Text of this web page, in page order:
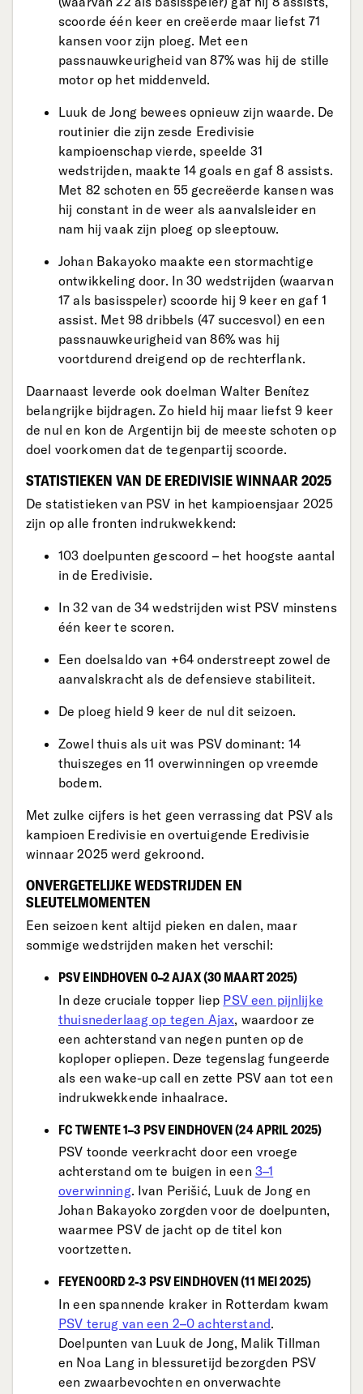
scoorde één keer en creëerde maar liefst 71
kansen voor zijn ploeg. Met een
passnauwkeurigheid van 87% was hij de stille
motor op het middenveld.
Luuk de Jong bewees opnieuw zijn waarde. De
routinier die zijn zesde Eredivisie
kampioenschap vierde, speelde 31
wedstrijden, maakte 14 goals en gaf 8 assists.
Met 82 schoten en 55 gecreëerde kansen was
hij constant in de weer als aanvalsleider en
nam hij vaak zijn ploeg op sleeptouw.
Johan Bakayoko maakte een stormachtige
ontwikkeling door. In 30 wedstrijden (waarvan
17 als basisspeler) scoorde hij 9 keer en gaf 1
assist. Met 98 dribbels (47 succesvol) en een
passnauwkeurigheid van 86% was hij
voortdurend dreigend op de rechterflank.
Daarnaast leverde ook doelman Walter Benítez
belangrijke bijdragen. Zo hield hij maar liefst 9 keer
de nul en kon de Argentijn bij de meeste schoten op
doel voorkomen dat de tegenpartij scoorde.
STATISTIEKEN VAN DE EREDIVISIE WINNAAR 2025
De statistieken van PSV in het kampioensjaar 2025
zijn op alle fronten indrukwekkend:
103 doelpunten gescoord – het hoogste aantal
in de Eredivisie.
In 32 van de 34 wedstrijden wist PSV minstens
één keer te scoren.
Een doelsaldo van +64 onderstreept zowel de
aanvalskracht als de defensieve stabiliteit.
De ploeg hield 9 keer de nul dit seizoen.
Zowel thuis als uit was PSV dominant: 14
thuiszeges en 11 overwinningen op vreemde
bodem.
Met zulke cijfers is het geen verrassing dat PSV als
kampioen Eredivisie en overtuigende Eredivisie
winnaar 2025 werd gekroond.
ONVERGETELIJKE WEDSTRIJDEN EN
SLEUTELMOMENTEN
Een seizoen kent altijd pieken en dalen, maar
sommige wedstrijden maken het verschil:
PSV EINDHOVEN 0–2 AJAX (30 MAART 2025)
In deze cruciale topper liep PSV een pijnlijke
thuisnederlaag op tegen Ajax, waardoor ze
een achterstand van negen punten op de
koploper opliepen. Deze tegenslag fungeerde
als een wake-up call en zette PSV aan tot een
indrukwekkende inhaalrace.
FC TWENTE 1–3 PSV EINDHOVEN (24 APRIL 2025)
PSV toonde veerkracht door een vroege
achterstand om te buigen in een 3–1
overwinning. Ivan Perišić, Luuk de Jong en
Johan Bakayoko zorgden voor de doelpunten,
waarmee PSV de jacht op de titel kon
voortzetten.
FEYENOORD 2-3 PSV EINDHOVEN (11 MEI 2025)
In een spannende kraker in Rotterdam kwam
PSV terug van een 2–0 achterstand.
Doelpunten van Luuk de Jong, Malik Tillman
en Noa Lang in blessuretijd bezorgden PSV
een zwaarbevochten en onverwachte